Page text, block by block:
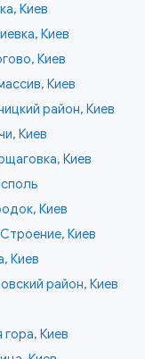
Киев
Киев
Киев
Киев
район, Киев
Киев
Киев
Киев
Киев
Киев
район, Киев
Киев